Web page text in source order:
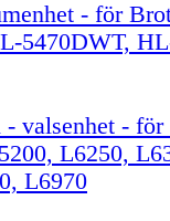
- för
5470DWT,
valsenhet - för
L6250,
L6970